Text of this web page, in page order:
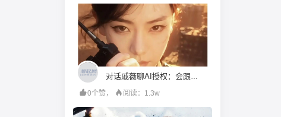
0个赞，
阅读：1.3w